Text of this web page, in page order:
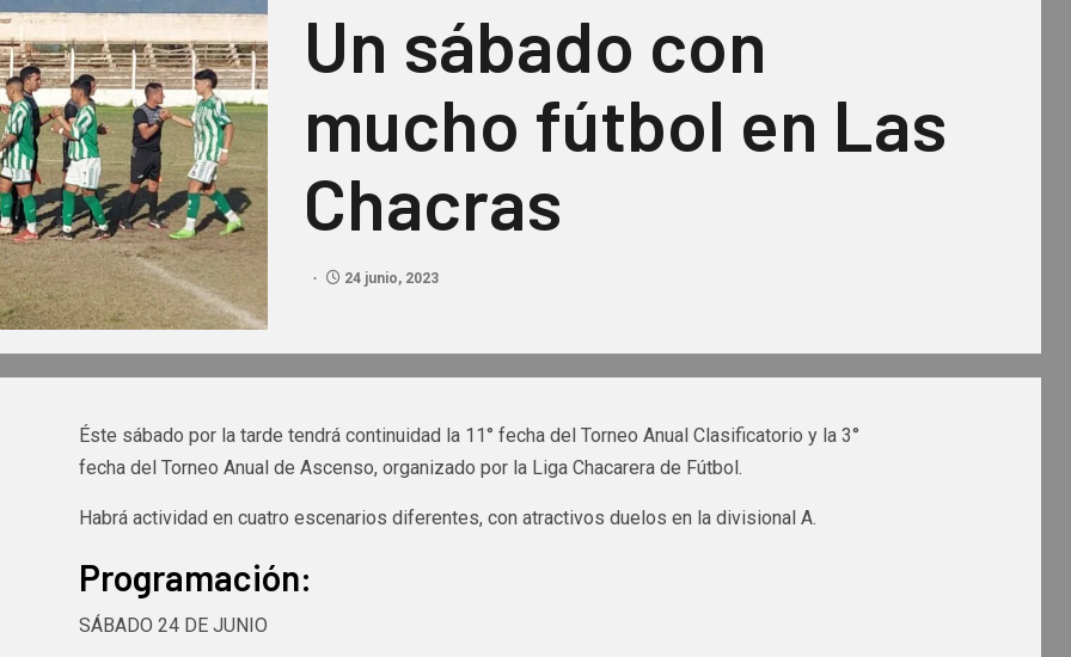
Un sábado con
mucho fútbol en Las
Chacras
24 junio, 2023
Éste sábado por la tarde tendrá continuidad la 11° fecha del Torneo Anual Clasificatorio y la 3°
fecha del Torneo Anual de Ascenso, organizado por la Liga Chacarera de Fútbol.
Habrá actividad en cuatro escenarios diferentes, con atractivos duelos en la divisional A.
Programación:
SÁBADO 24 DE JUNIO